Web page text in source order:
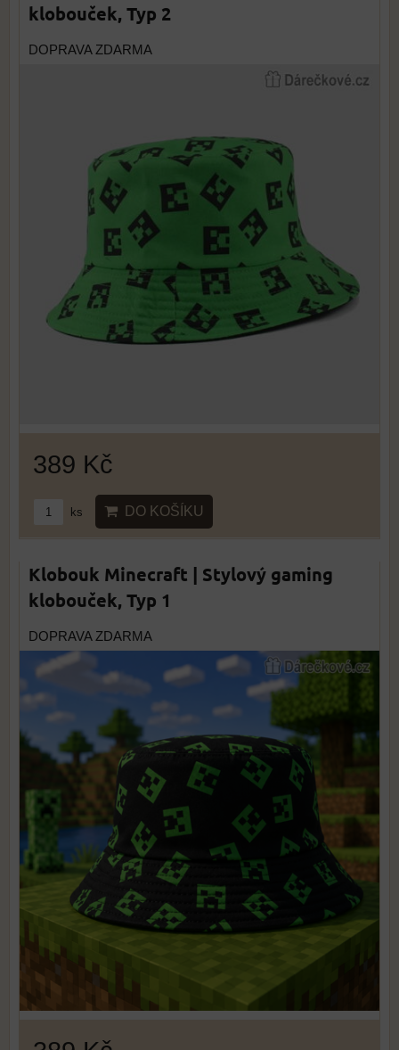
klobouček, Typ 2
DOPRAVA ZDARMA
389 Kč
ks DO KOŠÍKU
Klobouk Minecraft | Stylový gaming
klobouček, Typ 1
DOPRAVA ZDARMA